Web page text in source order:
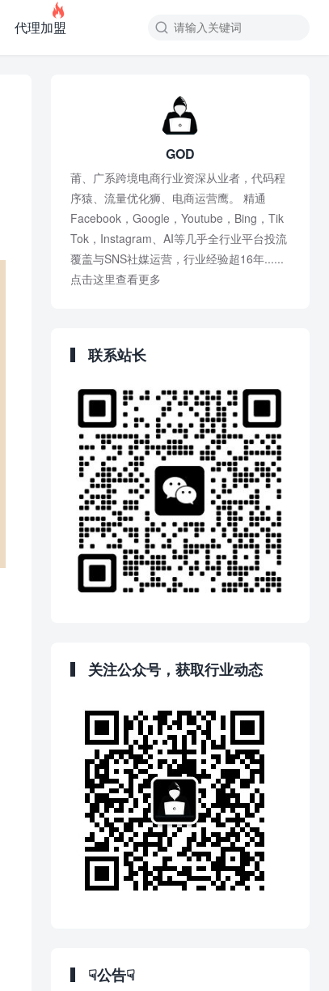
代理加盟

GOD
莆、广系跨境电商行业资深从业者，代码程
序猿、流量优化狮、电商运营鹰。 精通
Facebook，Google，Youtube，Bing，Tik
Tok，Instagram、AI等几乎全行业平台投流
覆盖与SNS社媒运营，行业经验超16年......
点击这里查看更多
联系站长
关注公众号，获取行业动态
☟公告☟